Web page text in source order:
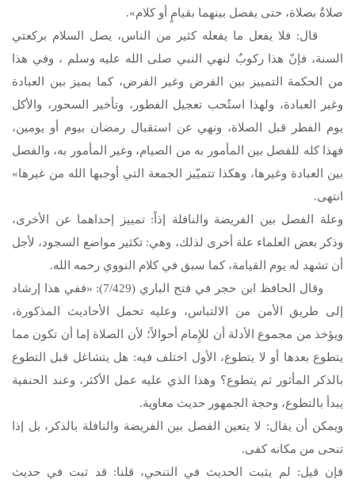
صلاةٌ بصلاة، حتى يفصل بينهما بقيامٍ أو كلام».
قال: فلا يفعل ما يفعله كثير من الناس، يصل السلام بركعتي
السنة، فإنّ هذا ركوبٌ لنهي النبي صلى الله عليه وسلم ، وفي هذا
من الحكمة التمييز بين الفرض وغير الفرض، كما يميز بين العبادة
وغير العبادة، ولهذا استُحب تعجيل الفطور، وتأخير السحور، والأكل
يوم الفطر قبل الصلاة، ونهي عن استقبال رمضان بيوم أو يومين،
فهذا كله للفصل بين المأمور به من الصيام، وغير المأمور به، والفصل
بين العبادة وغيرها، وهكذا تتميّيز الجمعة التي أوجبها الله من غيرها»
انتهى.
وعلة الفصل بين الفريضة والنافلة إذاً: تمييز إحداهما عن الأخرى،
وذكر بعض العلماء علة أخرى لذلك، وهي: تكثير مواضع السجود، لأجل
أن تشهد له يوم القيامة، كما سبق في كلام النووي رحمه الله.
وقال الحافظ ابن حجر في فتح الباري (7/429): «ففي هذا إرشاد
إلى طريق الأمن من الالتباس، وعليه تحمل الأحاديث المذكورة،
ويؤخذ من مجموع الأدلة أن للإِمام أحوالاً؛ لأن الصلاة إما أن تكون مما
يتطوع بعدها أو لا يتطوع، الأول اختلف فيه: هل يتشاغل قبل التطوع
بالذكر المأثور ثم يتطوع؟ وهذا الذي عليه عمل الأكثر، وعند الحنفية
يبدأ بالتطوع، وحجة الجمهور حديث معاوية.
ويمكن أن يقال: لا يتعين الفصل بين الفريضة والنافلة بالذكر، بل إذا
تنحى من مكانه كفى.
فإن قيل: لم يثبت الحديث في التنحي، قلنا: قد ثبت في حديث